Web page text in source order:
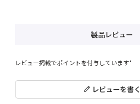
製品レビュー
レビュー掲載でポイントを付与しています*
レビューを書く